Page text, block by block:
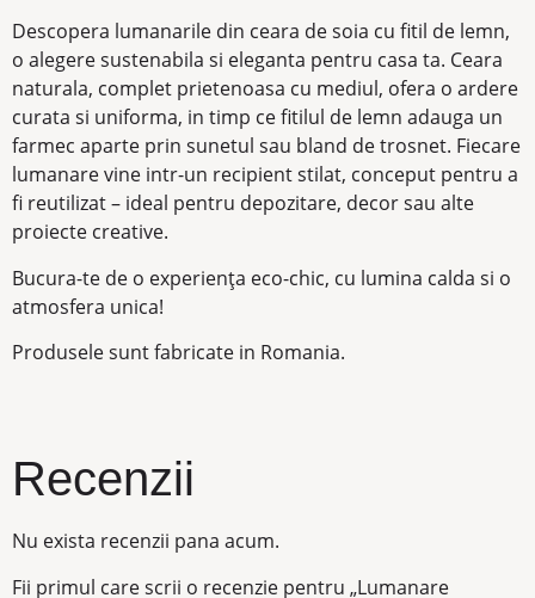
Descopera lumanarile din ceara de soia cu fitil de lemn,
o alegere sustenabila si eleganta pentru casa ta. Ceara
naturala, complet prietenoasa cu mediul, ofera o ardere
curata si uniforma, in timp ce fitilul de lemn adauga un
farmec aparte prin sunetul sau bland de trosnet. Fiecare
lumanare vine intr-un recipient stilat, conceput pentru a
fi reutilizat – ideal pentru depozitare, decor sau alte
proiecte creative.
Bucura-te de o experiența eco-chic, cu lumina calda si o
atmosfera unica!
Produsele sunt fabricate in Romania.
Recenzii
Nu exista recenzii pana acum.
Fii primul care scrii o recenzie pentru „Lumanare